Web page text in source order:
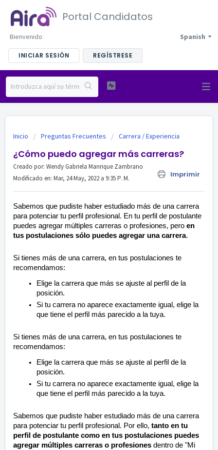
Portal Candidatos
Spanish
Bienvenido
INICIAR SESIÓN REGÍSTRESE
Inicio Preguntas Frecuentes Carrera / Experiencia
¿Cómo puedo agregar más carreras?
Imprimir
Creado por: Wendy Gabriela Manrique Zambrano
Modificado en: Mar, 24 May, 2022 a 9:35 P. M.
Sabemos que pudiste haber estudiado más de una carrera
para potenciar tu perfil profesional. En tu perfil de postulante
puedes agregar múltiples carreras o profesiones, pero en
tus postulaciones sólo puedes agregar una carrera.
Si tienes más de una carrera, en tus postulaciones te
recomendamos:
Elige la carrera que más se ajuste al perfil de la
posición.
Si tu carrera no aparece exactamente igual, elige la
que tiene el perfil más parecido a la tuya.
Si tienes más de una carrera, en tus postulaciones te
recomendamos:
Elige la carrera que más se ajuste al perfil de la
posición.
Si tu carrera no aparece exactamente igual, elige la
que tiene el perfil más parecido a la tuya.
Sabemos que pudiste haber estudiado más de una carrera
para potenciar tu perfil profesional. Por ello, tanto en tu
perfil de postulante como en tus postulaciones puedes
agregar múltiples carreras o profesiones dentro de "Mi